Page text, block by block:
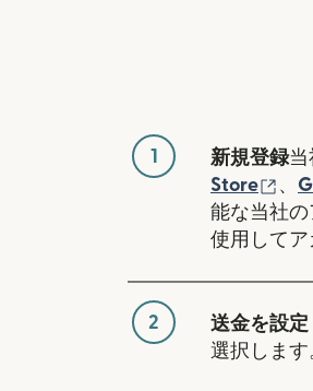
1 新規登録当
Store
（
、
能な当社
使用してア
2 送金を設定
選択します